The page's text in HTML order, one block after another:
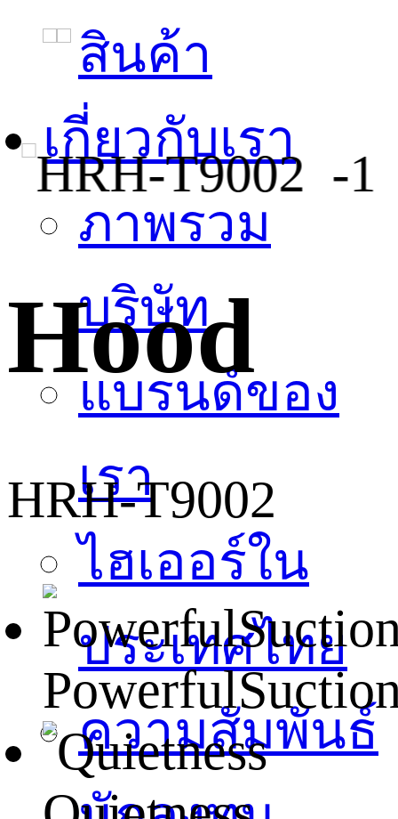
สินค้า
เกี่ยวกับเรา
ภาพรวม
บริษัท
แบรนด์ของ
เรา
ไฮเออร์ใน
ประเทศไทย
ความสัมพันธ์
Hood
HRH-T9002